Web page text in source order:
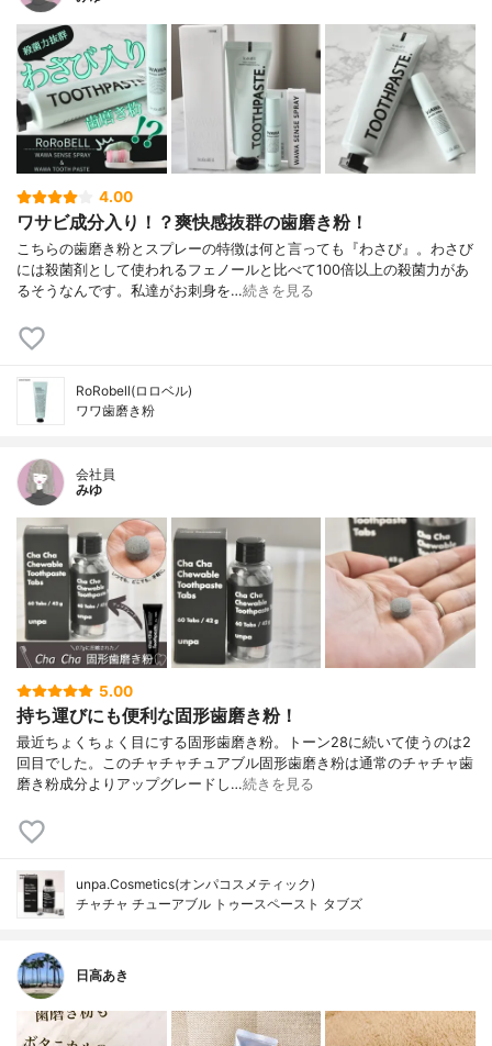
4.00
ワサビ成分入り！？爽快感抜群の歯磨き粉！
こちらの歯磨き粉とスプレーの特徴は何と言っても『わさび』。わさび
には殺菌剤として使われるフェノールと比べて100倍以上の殺菌力があ
るそうなんです。私達がお刺身を…続きを見る
RoRobell(ロロベル)
ワワ歯磨き粉
会社員
みゆ
5.00
持ち運びにも便利な固形歯磨き粉！
最近ちょくちょく目にする固形歯磨き粉。トーン28に続いて使うのは2
回目でした。このチャチャチュアブル固形歯磨き粉は通常のチャチャ歯
磨き粉成分よりアップグレードし…続きを見る
unpa.Cosmetics(オンパコスメティック)
チャチャ チューアブル トゥースペースト タブズ
日高あき